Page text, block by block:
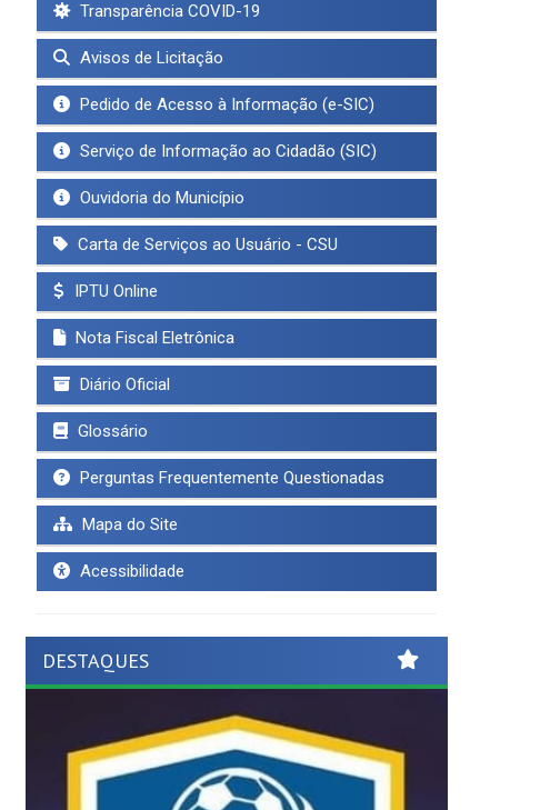
Transparência COVID-19
Avisos de Licitação
Pedido de Acesso à Informação (e-SIC)
Serviço de Informação ao Cidadão (SIC)
Ouvidoria do Município
Carta de Serviços ao Usuário - CSU
IPTU Online
Nota Fiscal Eletrônica
Diário Oficial
Glossário
Perguntas Frequentemente Questionadas
Mapa do Site
Acessibilidade
DESTAQUES